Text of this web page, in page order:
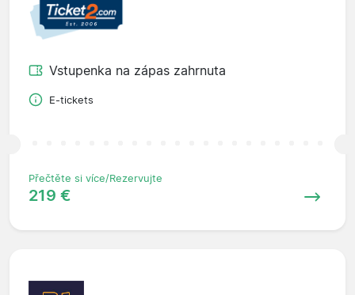
Vstupenka na zápas zahrnuta
E-tickets
Přečtěte si více/Rezervujte
219 €